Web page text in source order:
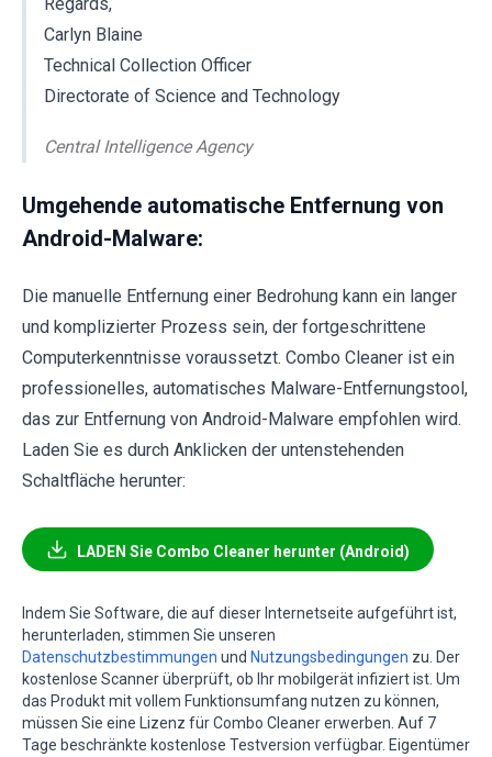
Carlyn Blaine
Technical Collection Officer
Directorate of Science and Technology
Central Intelligence Agency
Umgehende automatische Entfernung von
Android-Malware:
Die manuelle Entfernung einer Bedrohung kann ein langer
und komplizierter Prozess sein, der fortgeschrittene
Computerkenntnisse voraussetzt. Combo Cleaner ist ein
professionelles, automatisches Malware-Entfernungstool,
das zur Entfernung von Android-Malware empfohlen wird.
Laden Sie es durch Anklicken der untenstehenden
Schaltfläche herunter:
LADEN Sie Combo Cleaner herunter (Android)
Indem Sie Software, die auf dieser Internetseite aufgeführt ist,
herunterladen, stimmen Sie unseren
Datenschutzbestimmungen und Nutzungsbedingungen zu. Der
kostenlose Scanner überprüft, ob Ihr mobilgerät infiziert ist. Um
das Produkt mit vollem Funktionsumfang nutzen zu können,
müssen Sie eine Lizenz für Combo Cleaner erwerben. Auf 7
Tage beschränkte kostenlose Testversion verfügbar. Eigentümer